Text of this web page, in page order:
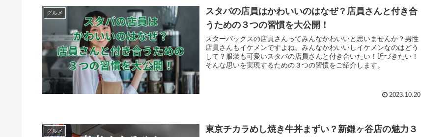
グルメ
スタバの店員はかわいいのはなぜ？店員さんと付き合
うための３つの習慣を大公開！
スターバックスの店員さんってみんなかわいいと思いませんか？男性
店員さんもイケメンですよね。みんなかわいいしイケメンなのはどう
して？服装も可愛いスタバの店員さんと付き合いたい！近づきたい！
そんな思いを実現するための３つの習慣をご紹介します。
2023.10.20
グルメ
東京チカラめし焼き牛丼まずい？新鎌ヶ谷店の魅力３